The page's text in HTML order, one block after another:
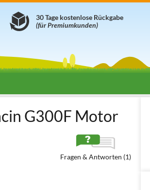
30 Tage kostenlose Rückgabe
(für Premiumkunden)
G300F Motor
Fragen & Antworten (1)